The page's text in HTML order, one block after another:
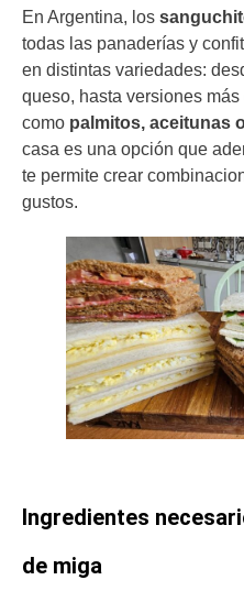
En Argentina, los
todas las panaderías y
en distintas variedades:
queso, hasta versiones
como palmitos, aceitunas
casa es una opción que
te permite crear
gustos.
Ingredientes
de miga